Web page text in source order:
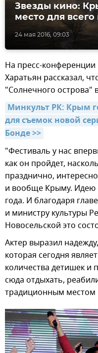
24 мая 2016, 09:03
Звезды кино:
место для
На пресс-
Харатьян рассказал,
"Солнечного острова"
Минкульт РК: Крым
для съемок новой
Бонде >>
"Фестиваль у нас
как он пройдет,
празднично,
и вообще Крыму. Идею
года. И благодаря
и министру культуры
Новосельской это
Актер выразил
которая сегодня
количества детишек и
сюда отдыхать,
традиционным местом